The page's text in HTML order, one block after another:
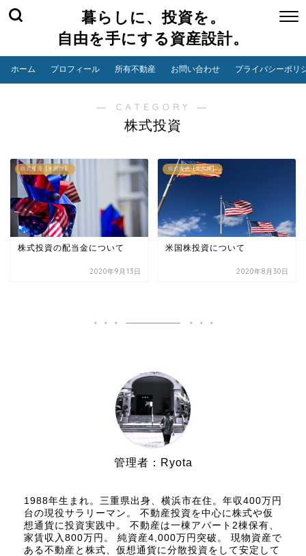
暮らしに、投資を。
自由を手にする資産設計。
ホーム プロフィール 所有不動産 お問い合わせ プライバシーポリ
― CATEGORY ―
株式投資
株式投資【米国株】
株式投資の配当金について
2020年9月13日
株式投資【米国株】
米国株投資について
2020年8月30日
管理者：Ryota
1988年生まれ。三重県出身、横浜市在住。年収400万円
台の現役サラリーマン。 不動産投資を中心に株式や仮
想通貨に投資実践中。 不動産は一棟アパート2棟保有、
家賃収入800万円。 純資産4,000万円突破。 現物資産で
ある不動産と株式、仮想通貨に分散投資をして安定して